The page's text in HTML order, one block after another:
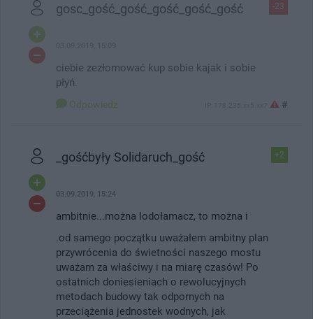
-23
gosc_gość_gość_gość_gość_gość
ciebie zezłomować kup sobie kajak i sobie
płyń.
Odpowiedz #
+2
_gośćbyły Solidaruch_gość
03.09.2019, 15:24
ambitnie...można lodołamacz, to można i
.od samego początku uważałem ambitny plan
przywrócenia do świetności naszego mostu
uważam za właściwy i na miarę czasów! Po
ostatnich doniesieniach o rewolucyjnych
metodach budowy tak odpornych na
przeciążenia jednostek wodnych, jak